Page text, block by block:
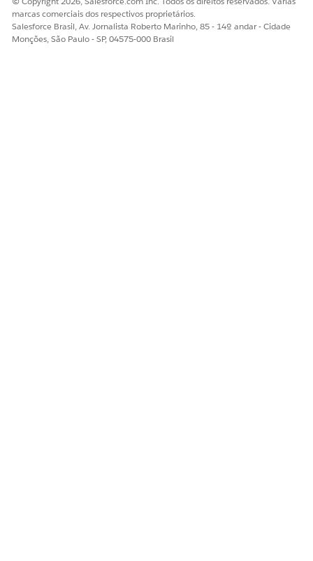
marcas comerciais dos respectivos proprietários.
Salesforce Brasil, Av. Jornalista Roberto Marinho, 85 - 14º andar - Cidade
Monções, São Paulo - SP, 04575-000 Brasil